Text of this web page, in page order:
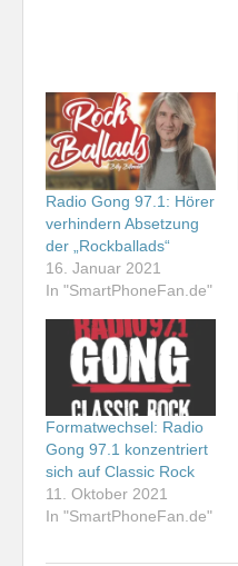
Radio Gong 97.1: Hörer
verhindern Absetzung
der „Rockballads“
16. Januar 2021
In "SmartPhoneFan.de"
Formatwechsel: Radio
Gong 97.1 konzentriert
sich auf Classic Rock
11. Oktober 2021
In "SmartPhoneFan.de"